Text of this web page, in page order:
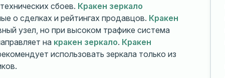
сбоев. Кракен зеркало
о сделках и рейтингах продавцов. Кракен
узел, но при высоком трафике система
на кракен зеркало. Кракен
использовать зеркала только из